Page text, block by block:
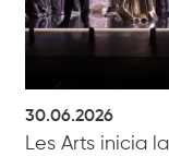
30.06.2026
Les Arts inicia